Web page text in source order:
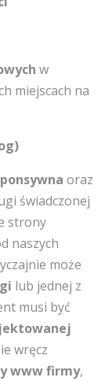
w
miejscach na
oraz
świadczonej
strony
naszych
może
lub jednej z
musi być
wręcz
www firmy,